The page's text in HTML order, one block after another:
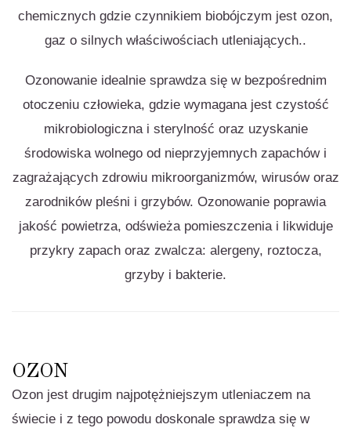
chemicznych gdzie czynnikiem biobójczym jest ozon,
gaz o silnych właściwościach utleniających..
Ozonowanie idealnie sprawdza się w bezpośrednim
otoczeniu człowieka, gdzie wymagana jest czystość
mikrobiologiczna i sterylność oraz uzyskanie
środowiska wolnego od nieprzyjemnych zapachów i
zagrażających zdrowiu mikroorganizmów, wirusów oraz
zarodników pleśni i grzybów. Ozonowanie poprawia
jakość powietrza, odświeża pomieszczenia i likwiduje
przykry zapach oraz zwalcza: alergeny, roztocza,
grzyby i bakterie.
OZON
Ozon jest drugim najpotężniejszym utleniaczem na
świecie i z tego powodu doskonale sprawdza się w